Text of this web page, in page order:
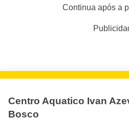
Continua após a
Centro Aquatico Ivan
Bosco